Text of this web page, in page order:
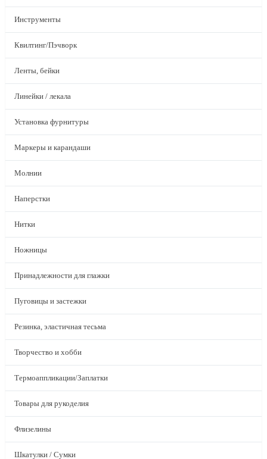
Инструменты
Квилтинг/Пэчворк
Ленты, бейки
Линейки / лекала
Установка фурнитуры
Маркеры и карандаши
Молнии
Наперстки
Нитки
Ножницы
Принадлежности для глажки
Пуговицы и застежки
Резинка, эластичная тесьма
Творчество и хобби
Термоаппликации/Заплатки
Товары для рукоделия
Флизелины
Шкатулки / Сумки